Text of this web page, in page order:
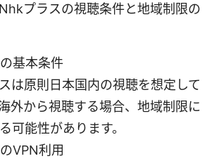
プラスの視聴条件と地域制限の
基本条件
は原則日本国内の視聴を想定して
外から視聴する場合、地域制限に
可能性があります。
VPN利用